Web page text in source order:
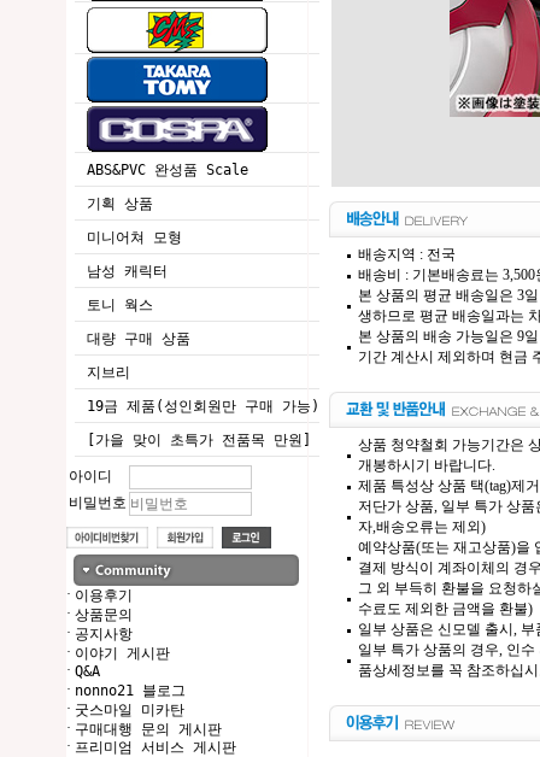
ABS&PVC 완성품 Scale
기획 상품
미니어쳐 모형
남성 캐릭터
토니 웍스
대량 구매 상품
지브리
19금 제품(성인회원만 구매 가능)
[가을 맞이 초특가 전품목 만원]
아이디
비밀번호
· 이용후기
· 상품문의
· 공지사항
· 이야기 게시판
· Q&A
· nonno21 블로그
· 굿스마일 미카탄
· 구매대행 문의 게시판
· 프리미엄 서비스 게시판
배송지역 : 전국
배송비 : 기본배송료는
본 상품의 평균 배송일은 3
생하므로 평균 배송일과는
본 상품의 배송 가능일은 9
기간 계산시 제외하며 현금
상품 청약철회 가능기간은
개봉하시기 바랍니다.
제품 특성상 상품 택(tag)제
저단가 상품, 일부 특가 상
자,배송오류는 제외)
예약상품(또는 재고상품)을
결제 방식이 계좌이체의 경
그 외 부득히 환불을 요청하
수료도 제외한 금액을 환불)
일부 상품은 신모델 출시,
일부 특가 상품의 경우, 인
품상세정보를 꼭 참조하십